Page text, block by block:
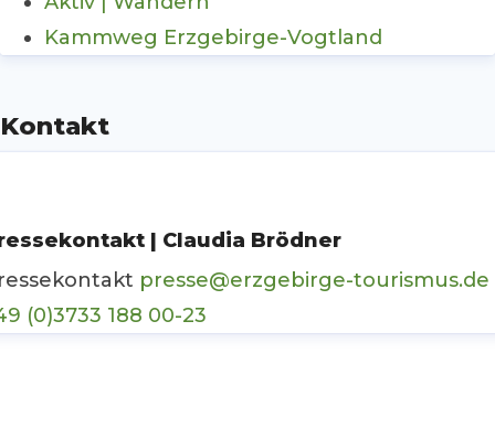
Kammweg Erzgebirge-Vogtland
Kontakt
| Claudia Brödner
presse@erzgebirge-tourismus.de
(0)3733 188 00-23